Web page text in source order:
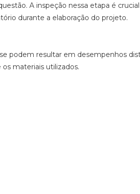
A inspeção nessa etapa é crucial
durante a elaboração do projeto.
podem resultar em desempenhos
materiais utilizados.